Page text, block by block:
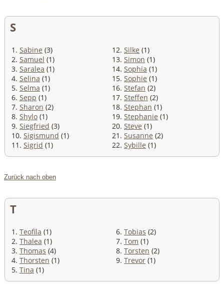
S
1. Sabine (3)
2. Samuel (1)
3. Saralea (1)
4. Selina (1)
5. Selma (1)
6. Sepp (1)
7. Sharon (2)
8. Shylo (1)
9. Siegfried (3)
10. Sigismund (1)
11. Sigrid (1)
12. Silke (1)
13. Simon (1)
14. Sophia (1)
15. Sophie (1)
16. Stefan (2)
17. Steffen (2)
18. Stephan (1)
19. Stephanie (1)
20. Steve (1)
21. Susanne (2)
22. Sybille (1)
Zurück nach oben
T
1. Teofila (1)
2. Thalea (1)
3. Thomas (4)
4. Thorsten (1)
5. Tina (1)
6. Tobias (2)
7. Tom (1)
8. Torsten (2)
9. Trevor (1)